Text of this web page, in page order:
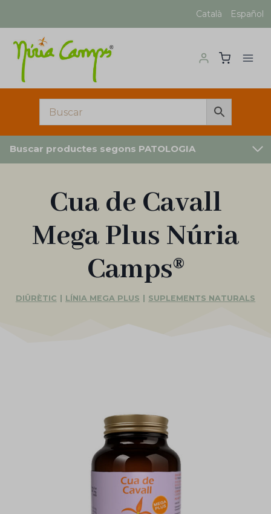
contingut
Català Español
Buscar productes segons PATOLOGIA
Cua de Cavall
Mega Plus Núria
Camps®
DIÜRÈTIC LÍNIA MEGA PLUS SUPLEMENTS NATURALS